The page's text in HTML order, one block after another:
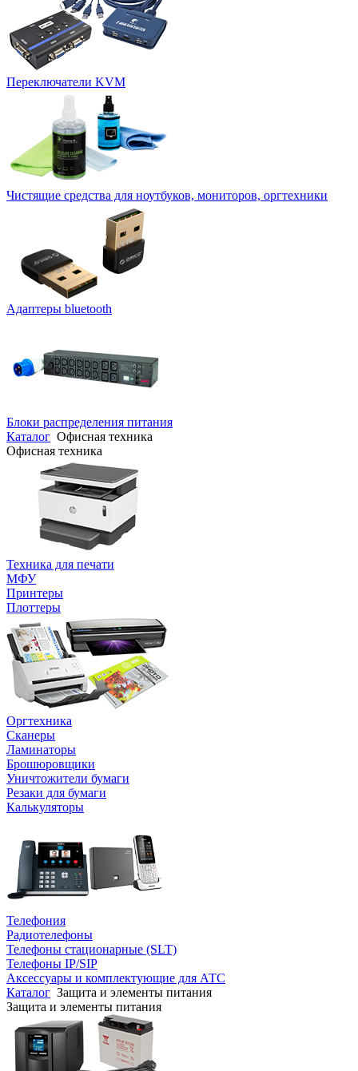
Переключатели KVM
Чистящие средства для ноутбуков, мониторов, оргтехники
Адаптеры bluetooth
Блоки распределения питания
Каталог Офисная техника
Офисная техника
Техника для печати
МФУ
Принтеры
Плоттеры
Оргтехника
Сканеры
Ламинаторы
Брошюровщики
Уничтожители бумаги
Резаки для бумаги
Калькуляторы
Телефония
Радиотелефоны
Телефоны стационарные (SLT)
Телефоны IP/SIP
Аксессуары и комплектующие для АТС
Каталог Защита и элементы питания
Защита и элементы питания